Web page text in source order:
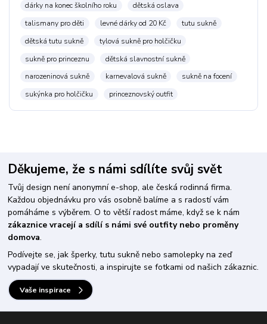
dárky na konec školního roku
dětská oslava
talismany pro děti
levné dárky od 20 Kč
tutu sukně
dětská tutu sukně
tylová sukně pro holčičku
sukně pro princeznu
dětská slavnostní sukně
narozeninová sukně
karnevalová sukně
sukně na focení
sukýnka pro holčičku
princeznovský outfit
Děkujeme, že s námi sdílíte svůj svět
Tvůj design není anonymní e-shop, ale česká rodinná firma.
Každou objednávku pro vás osobně balíme a s radostí vám
pomáháme s výběrem. O to větší radost máme, když se k nám
zákaznice vracejí a sdílí s námi své outfity nebo proměny
domova.
Podívejte se, jak šperky, tutu sukně nebo samolepky na zeď
vypadají ve skutečnosti, a inspirujte se fotkami od našich zákaznic.
Vaše inspirace